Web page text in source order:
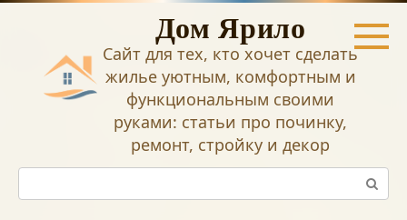
Перейти
Дом Ярило
Сайт для тех, кто хочет сделать
жилье уютным, комфортным и
функциональным своими
руками: статьи про починку,
ремонт, стройку и декор
Поиск: